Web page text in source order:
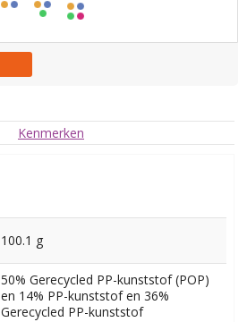
Kenmerken
100.1 g
50% Gerecycled PP-kunststof (POP)
en 14% PP-kunststof en 36%
Gerecycled PP-kunststof